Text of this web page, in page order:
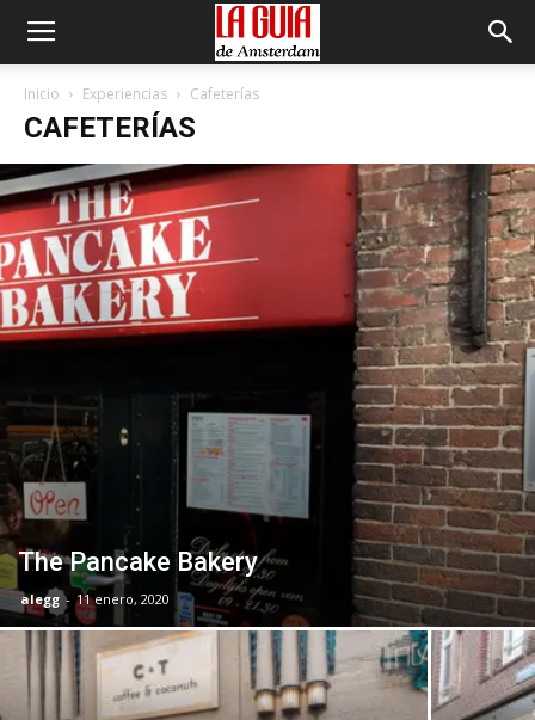
Inicio Experiencias Cafeterías
CAFETERÍAS
The Pancake Bakery
alegg - 11 enero, 2020